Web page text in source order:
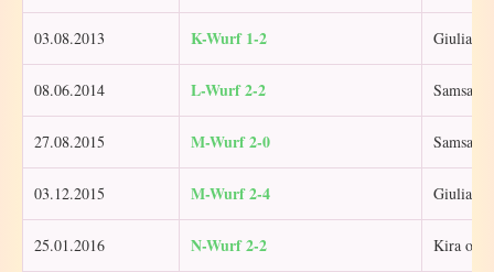
03.08.2013 K-Wurf 1-2 Giulia
08.06.2014 L-Wurf 2-2 Samsara
27.08.2015 M-Wurf 2-0 Samsara
03.12.2015 M-Wurf 2-4 Giulia
25.01.2016 N-Wurf 2-2 Kira of